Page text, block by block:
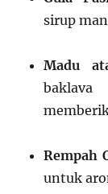
sirup
Madu
Rempah
untuk